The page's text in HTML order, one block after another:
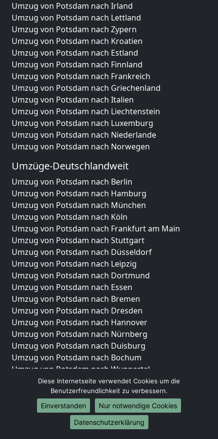
Umzug von Potsdam nach Irland
Umzug von Potsdam nach Lettland
Umzug von Potsdam nach Zypern
Umzug von Potsdam nach Kroatien
Umzug von Potsdam nach Estland
Umzug von Potsdam nach Finnland
Umzug von Potsdam nach Frankreich
Umzug von Potsdam nach Griechenland
Umzug von Potsdam nach Italien
Umzug von Potsdam nach Liechtenstein
Umzug von Potsdam nach Luxemburg
Umzug von Potsdam nach Niederlande
Umzug von Potsdam nach Norwegen
Umzüge-Deutschlandweit
Umzug von Potsdam nach Berlin
Umzug von Potsdam nach Hamburg
Umzug von Potsdam nach München
Umzug von Potsdam nach Köln
Umzug von Potsdam nach Frankfurt am Main
Umzug von Potsdam nach Stuttgart
Umzug von Potsdam nach Düsseldorf
Umzug von Potsdam nach Leipzig
Umzug von Potsdam nach Dortmund
Umzug von Potsdam nach Essen
Umzug von Potsdam nach Bremen
Umzug von Potsdam nach Dresden
Umzug von Potsdam nach Hannover
Umzug von Potsdam nach Nürnberg
Umzug von Potsdam nach Duisburg
Umzug von Potsdam nach Bochum
Umzug von Potsdam nach Wuppertal
Umzug von Potsdam nach Bielefeld
Umzug von Potsdam nach Bonn
Umzug von Potsdam nach Münster
Internationale-Umzüge
Diese Internetseite verwendet Cookies um die
Benutzerfreundlichkeit zu verbessern.
Einverstanden
Nur notwendige Cookies
Datenschutzerklärung